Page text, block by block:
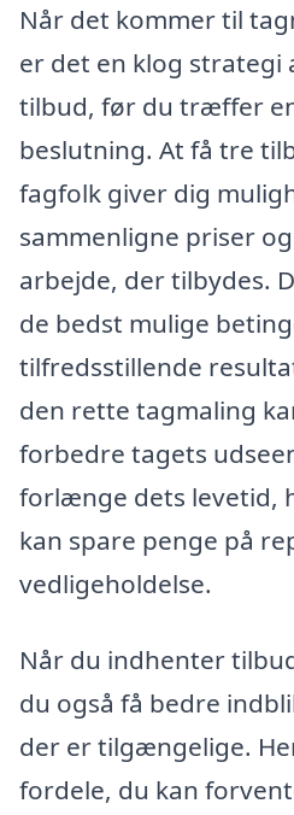
Når det kommer til
er det en klog strategi
tilbud, før du træffer
beslutning. At få tre
fagfolk giver dig
sammenligne priser
arbejde, der tilbydes.
de bedst mulige
tilfredsstillende
den rette tagmaling
forbedre tagets
forlænge dets levetid,
kan spare penge på
vedligeholdelse.
Når du indhenter
du også få bedre
der er tilgængelige.
fordele, du kan